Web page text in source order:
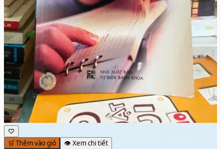
♡
🛒 Thêm vào giỏ
👁️ Xem chi tiết